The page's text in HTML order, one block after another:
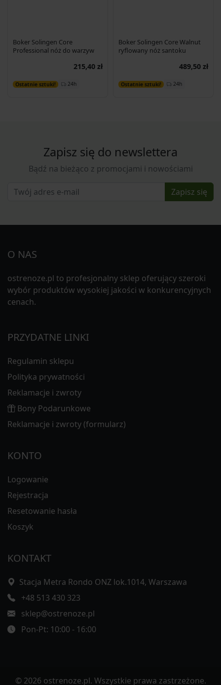
Boker Solingen Core
Professional nóż do warzyw
215,40 zł
Ostatnie sztuki! 24h
Dodaj do koszyka
Boker Solingen Core Walnut
ryflowany nóż santoku
489,50 zł
Ostatnie sztuki! 24h
Dodaj do koszyka
Zapisz się do newslettera
Bądź na bieżąco z promocjami i nowościami
Zapisz się
O NAS
ostrenoze.pl to profesjonalny sklep oferujący szeroki
wybór produktów wysokiej jakości w konkurencyjnych
cenach.
PRZYDATNE LINKI
Regulamin sklepu
Polityka prywatności
Reklamacje i zwroty
Bony Podarunkowe
Reklamacje i zwroty (formularz)
KONTO
Logowanie
Rejestracja
Resetowanie hasła
Koszyk
KONTAKT
Stacja Metra Rondo ONZ lok.1014, Warszawa
+48 513 430 323
sklep@ostrenoze.pl
Pon-Pt: 10:00 - 16:00
© 2026 ostrenoze.pl. Wszystkie prawa zastrzeżone.